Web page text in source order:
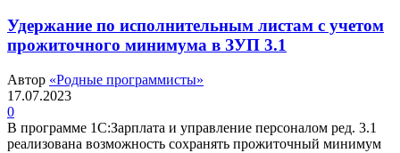
Удержание по исполнительным листам с учетом
прожиточного минимума в ЗУП 3.1
Автор «Родные программисты»
17.07.2023
0
В программе 1С:Зарплата и управление персоналом ред. 3.1
реализована возможность сохранять прожиточный минимум